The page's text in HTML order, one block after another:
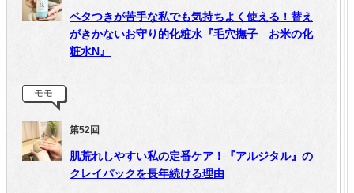
ベタつきが苦手な私でも気持ちよく使える！替え
がきかないお守り的化粧水『毛穴撫子 お米の化
粧水N』
モモ
第52回
肌荒れしやすい私の定番ケア！『アルジタル』の
クレイパックを長年続ける理由